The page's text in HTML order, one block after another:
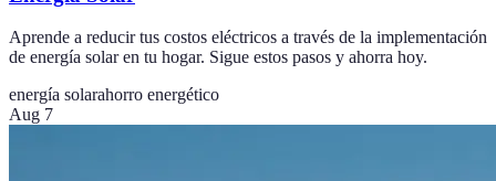
Aprende a reducir tus costos eléctricos a través de la implementación
de energía solar en tu hogar. Sigue estos pasos y ahorra hoy.
energía solarahorro energético
Aug 7